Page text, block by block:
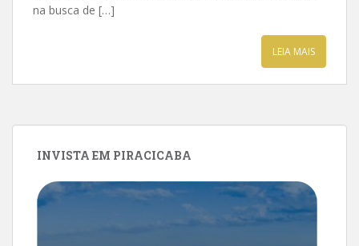
na busca de […]
LEIA MAIS
INVISTA EM PIRACICABA